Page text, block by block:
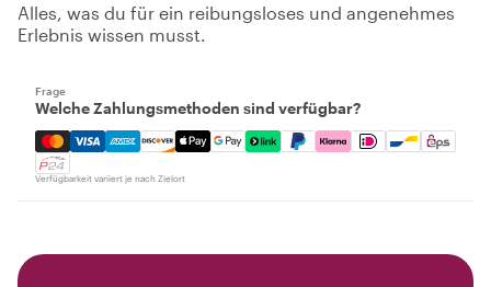
Alles, was du für ein reibungsloses und angenehmes
Erlebnis wissen musst.
Frage
Welche Zahlungsmethoden sind verfügbar?
Mastercard, Visa, Amex, Discover, Apple Pay, Google
Verfügbarkeit variiert je nach Zielort